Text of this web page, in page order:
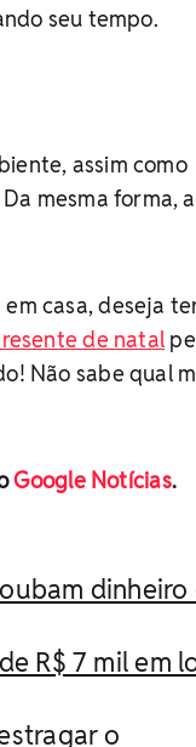
seu tempo.
assim como
mesma forma, a
casa, deseja
de natal
Não sabe qual
Google Notícias.
dinheiro
R$ 7 mil em
o